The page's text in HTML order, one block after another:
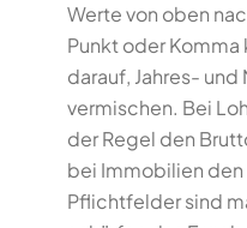
Werte von oben
Punkt oder
darauf, Jahres-
vermischen. Bei
der Regel den
bei Immobilien
Pflichtfelder sind